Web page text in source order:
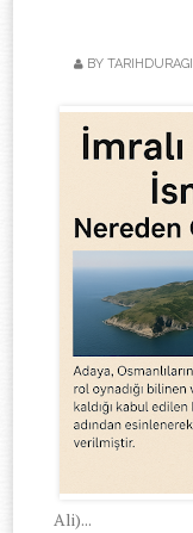
BY TARIHDURAGI
Ali)...